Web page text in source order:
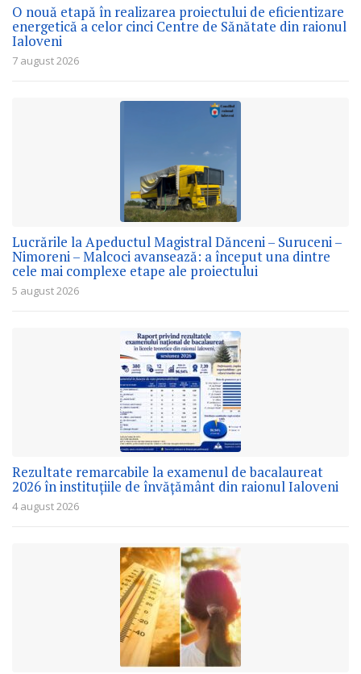
O nouă etapă în realizarea proiectului de eficientizare
energetică a celor cinci Centre de Sănătate din raionul
Ialoveni
7 august 2026
Lucrările la Apeductul Magistral Dănceni – Suruceni –
Nimoreni – Malcoci avansează: a început una dintre
cele mai complexe etape ale proiectului
5 august 2026
Rezultate remarcabile la examenul de bacalaureat
2026 în instituțiile de învățământ din raionul Ialoveni
4 august 2026